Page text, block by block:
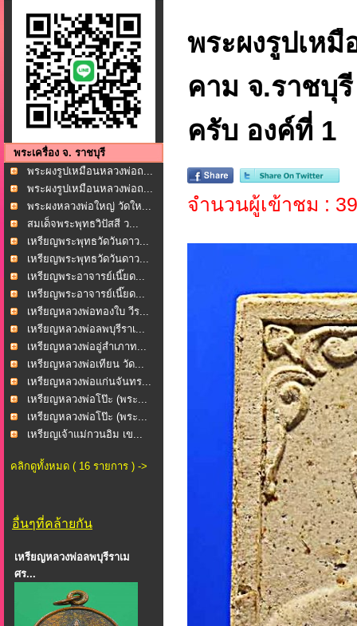
พระเครื่อง จ. ราชบุรี
พระผงรูปเหมือนหลวงพ่อถ...
พระผงรูปเหมือนหลวงพ่อถ...
พระผงหลวงพ่อใหญ่ วัดให...
สมเด็จพระพุทธวิปัสสี ว...
เหรียญพระพุทธวัดวันดาว...
เหรียญพระพุทธวัดวันดาว...
เหรียญพระอาจารย์เนี๊ยด...
เหรียญพระอาจารย์เนี๊ยด...
เหรียญหลวงพ่อทองใบ วีร...
เหรียญหลวงพ่อลพบุรีราเ...
เหรียญหลวงพ่ออู่สำเภาท...
เหรียญหลวงพ่อเทียน วัด...
เหรียญหลวงพ่อแก่นจันทร...
เหรียญหลวงพ่อโป๊ะ (พระ...
เหรียญหลวงพ่อโป๊ะ (พระ...
เหรียญเจ้าแม่กวนอิม เข...
คลิกดูทั้งหมด ( 16 รายการ ) ->
อื่นๆที่คล้ายกัน
เหรียญหลวงพ่อลพบุรีราเม
ศร...
พระผงรูปเห
คาม จ.ราชบุ
ครับ องค์ที่ 1
จำนวนผู้เข้าชม :